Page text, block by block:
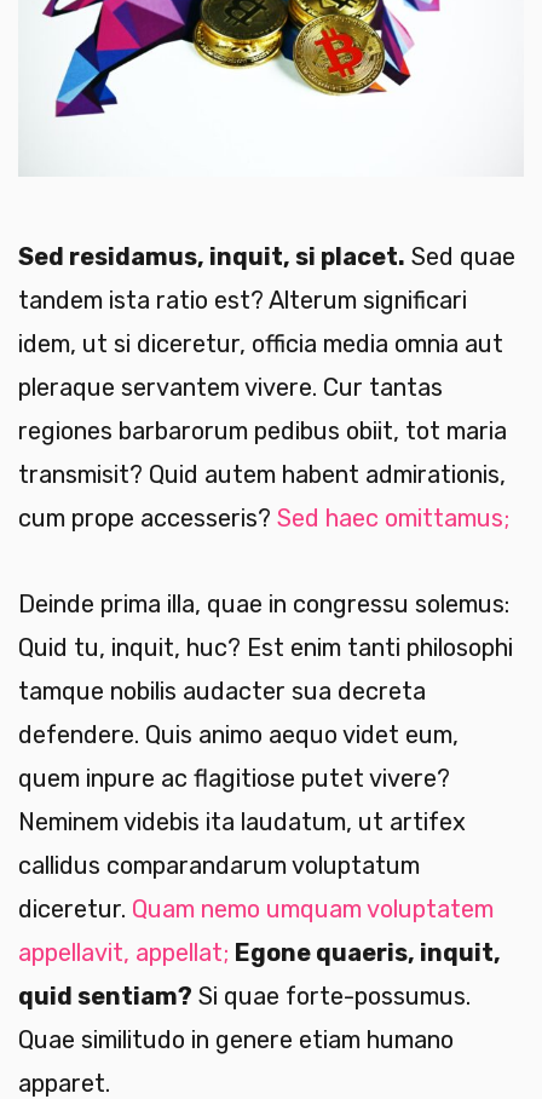
Sed residamus, inquit, si placet. Sed quae
tandem ista ratio est? Alterum significari
idem, ut si diceretur, officia media omnia aut
pleraque servantem vivere. Cur tantas
regiones barbarorum pedibus obiit, tot maria
transmisit? Quid autem habent admirationis,
cum prope accesseris? Sed haec omittamus;
Deinde prima illa, quae in congressu solemus:
Quid tu, inquit, huc? Est enim tanti philosophi
tamque nobilis audacter sua decreta
defendere. Quis animo aequo videt eum,
quem inpure ac flagitiose putet vivere?
Neminem videbis ita laudatum, ut artifex
callidus comparandarum voluptatum
diceretur. Quam nemo umquam voluptatem
appellavit, appellat; Egone quaeris, inquit,
quid sentiam? Si quae forte-possumus.
Quae similitudo in genere etiam humano
apparet.